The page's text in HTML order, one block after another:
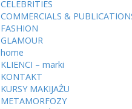
CELEBRITIES
COMMERCIALS &
FASHION
GLAMOUR
home
KLIENCI – marki
KONTAKT
KURSY MAKIJAŻU
METAMORFOZY